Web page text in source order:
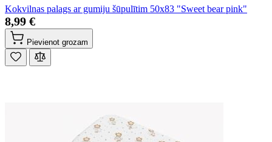
Kokvilnas palags ar gumiju šūpulītim 50x83 "Sweet bear pink"
8,99 €
Pievienot grozam